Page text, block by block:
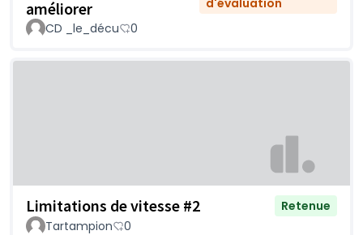
améliorer
d'évaluation
CD _le_décu
0
Limitations de vitesse #2
Retenue
Tartampion
0